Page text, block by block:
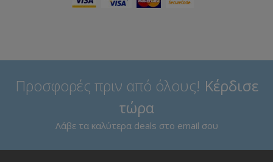
Προσφορές πριν από όλους! Κέρδισε
τώρα
Λάβε τα καλύτερα deals στο email σου